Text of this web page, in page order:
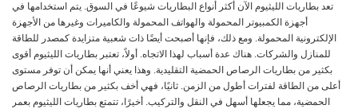
تعد بطاريات الليثيوم الآن أكثر أنواع البطاريات شيوعًا في السوق. يتم استخدامها في
أجهزة الكمبيوتر المحمولة والهواتف المحمولة والكاميرات وغيرها من الأجهزة
الإلكترونية المحمولة. ومع ذلك، فإنها أصبحت أيضًا ذات شعبية متزايدة كمصدر للطاقة
للمنازل والشركات. هناك عدة أسباب لهذا الاتجاه. أولاً، تعتبر بطاريات الليثيوم أقوى
بكثير من بطاريات الرصاص الحمضية التقليدية. وهذا يعني أنها يمكن أن توفر مستوى
أعلى من الطاقة لفترات أطول من الزمن. ثانيًا، فهي أخف بكثير من بطاريات الرصاص
الحمضية، مما يجعلها أسهل في النقل والتركيب. أخيرًا، تتمتع بطاريات الليثيوم بعمر